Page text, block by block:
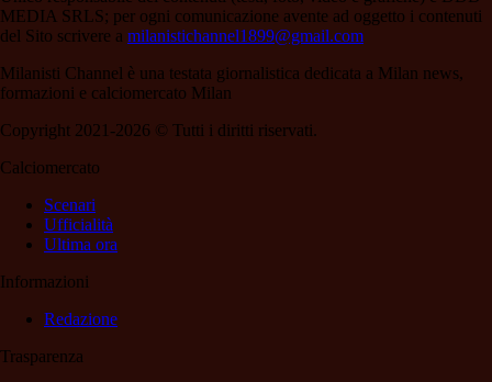
MEDIA SRLS; per ogni comunicazione avente ad oggetto i contenuti
del Sito scrivere a milanistichannel1899@gmail.com
Milanisti Channel è una testata giornalistica dedicata a Milan news,
formazioni e calciomercato Milan
Copyright 2021-2026 © Tutti i diritti riservati.
Calciomercato
Scenari
Ufficialità
Ultima ora
Informazioni
Redazione
Trasparenza